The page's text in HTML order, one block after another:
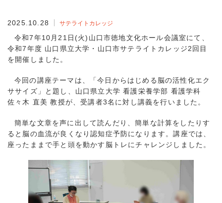
2025.10.28 サテライトカレッジ
令和7年10月21日(火)山口市徳地文化ホール会議室にて、
令和7年度 山口県立大学・山口市サテライトカレッジ2回目
を開催しました。
今回の講座テーマは、「今日からはじめる脳の活性化エク
ササイズ」と題し、山口県立大学 看護栄養学部 看護学科
佐々木 直美 教授が、受講者3名に対し講義を行いました。
簡単な文章を声に出して読んだり、簡単な計算をしたりす
ると脳の血流が良くなり認知症予防になります。講座では、
座ったままで手と頭を動かす脳トレにチャレンジしました。